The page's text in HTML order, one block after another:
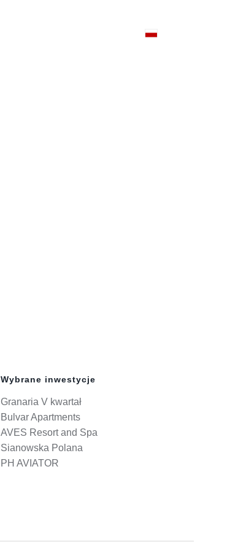
Wybrane inwestycje
Granaria V kwartał
Bulvar Apartments
AVES Resort and Spa
Sianowska Polana
PH AVIATOR